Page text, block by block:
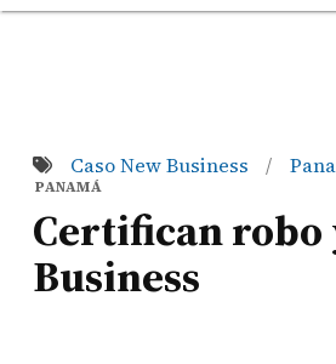
Caso New Business /
PANAMÁ
Certifican robo
Business